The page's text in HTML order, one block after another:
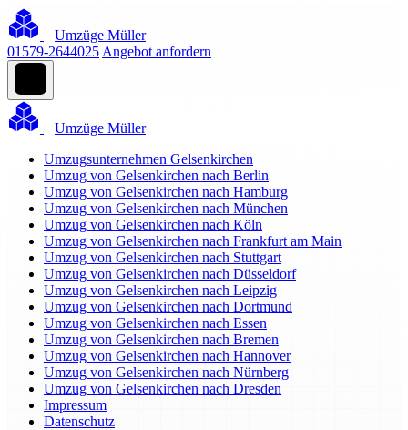
Umzüge Müller
01579-2644025 Angebot anfordern
Umzüge Müller
Umzugsunternehmen Gelsenkirchen
Umzug von Gelsenkirchen nach Berlin
Umzug von Gelsenkirchen nach Hamburg
Umzug von Gelsenkirchen nach München
Umzug von Gelsenkirchen nach Köln
Umzug von Gelsenkirchen nach Frankfurt am Main
Umzug von Gelsenkirchen nach Stuttgart
Umzug von Gelsenkirchen nach Düsseldorf
Umzug von Gelsenkirchen nach Leipzig
Umzug von Gelsenkirchen nach Dortmund
Umzug von Gelsenkirchen nach Essen
Umzug von Gelsenkirchen nach Bremen
Umzug von Gelsenkirchen nach Hannover
Umzug von Gelsenkirchen nach Nürnberg
Umzug von Gelsenkirchen nach Dresden
Impressum
Datenschutz